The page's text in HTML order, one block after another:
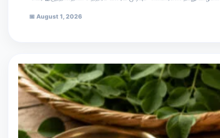
📅 August 1, 2026